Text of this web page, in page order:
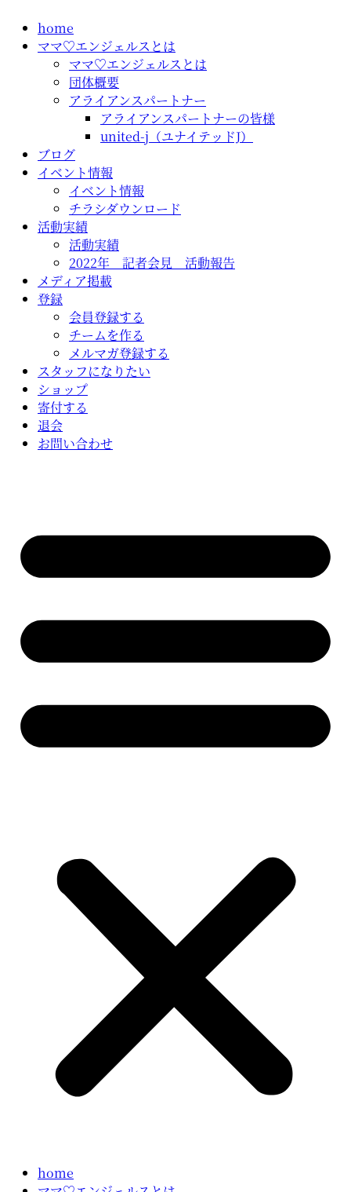
home
ママ♡エンジェルスとは
ママ♡エンジェルスとは
団体概要
アライアンスパートナー
アライアンスパートナーの皆様
united-j（ユナイテッドJ）
ブログ
イベント情報
イベント情報
チラシダウンロード
活動実績
活動実績
2022年 記者会見 活動報告
メディア掲載
登録
会員登録する
チームを作る
メルマガ登録する
スタッフになりたい
ショップ
寄付する
退会
お問い合わせ
home